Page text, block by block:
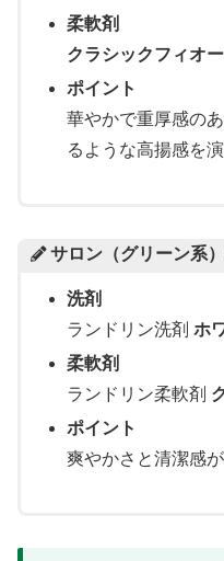
柔軟剤
クラシックフィオ
ポイント
華やかで重厚感の
るような高揚感を演
サロン（グリーン系
洗剤
ランドリン洗剤 ホ
柔軟剤
ランドリン柔軟剤
ポイント
爽やかさと清潔感